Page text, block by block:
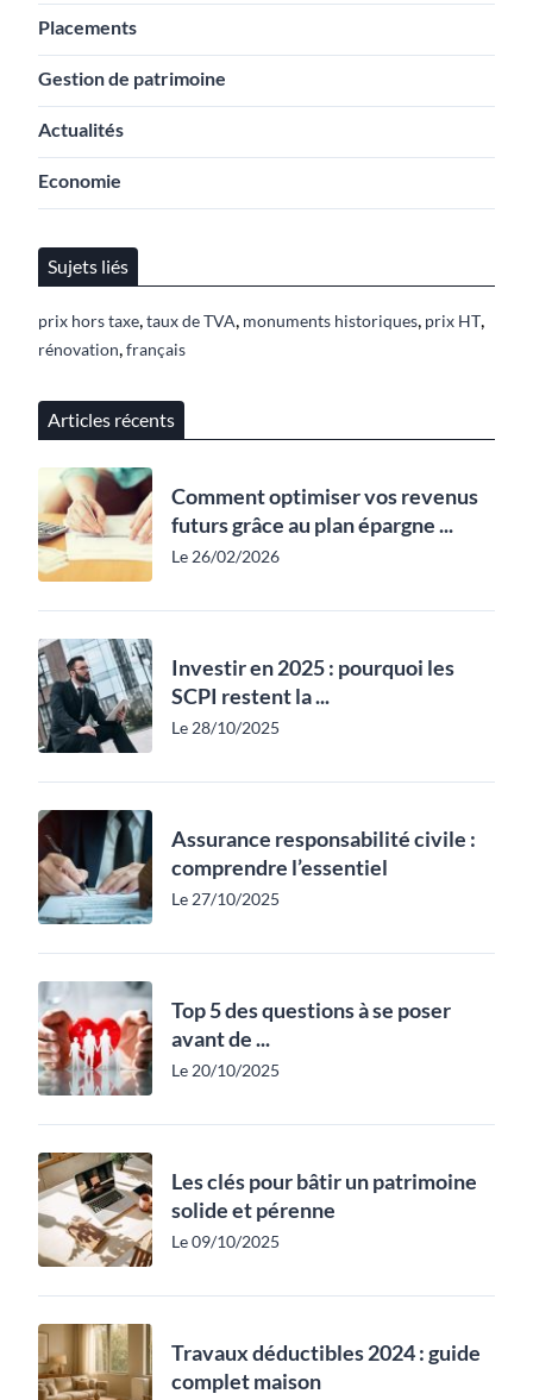
Placements
Gestion de patrimoine
Actualités
Economie
Sujets liés
prix hors taxe taux de TVA monuments historiques prix HT
rénovation français
Articles récents
Comment optimiser vos revenus
futurs grâce au plan épargne ...
Le 26/02/2026
Investir en 2025 : pourquoi les
SCPI restent la ...
Le 28/10/2025
Assurance responsabilité civile :
comprendre l’essentiel
Le 27/10/2025
Top 5 des questions à se poser
avant de ...
Le 20/10/2025
Les clés pour bâtir un patrimoine
solide et pérenne
Le 09/10/2025
Travaux déductibles 2024 : guide
complet maison